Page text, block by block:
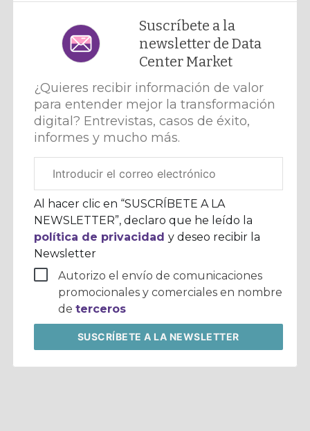
Suscríbete a la
newsletter de Data
Center Market
¿Quieres recibir información de valor
para entender mejor la transformación
digital? Entrevistas, casos de éxito,
informes y mucho más.
electrónico
corporativo
Al hacer clic en “SUSCRÍBETE A LA
NEWSLETTER”, declaro que he leído la
política de privacidady deseo recibir la
Newsletter
Autorizo el envío de comunicaciones
promocionales y comerciales en nombre
deterceros
SUSCRÍBETEA LA NEWSLETTER